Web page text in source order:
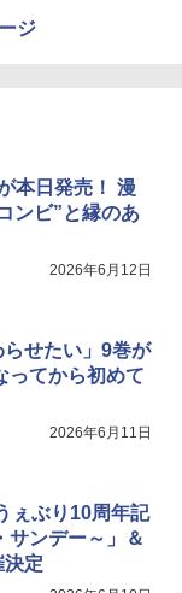
ジ
本日発売！ 漫
ンビ”と縁のあ
2026年6月12日
らせたい」9巻が
ってから初めて
2026年6月11日
ぇぶり10周年記
サンデー～」＆
決定